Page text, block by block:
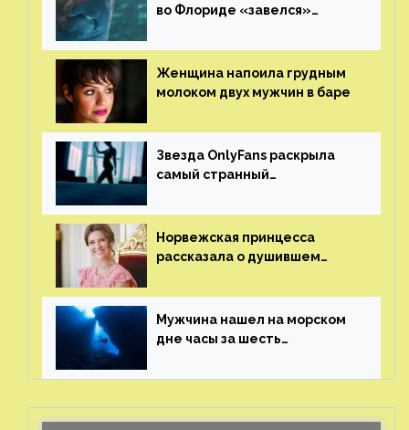
во Флориде «завелся»
Женщина напоила грудным
молоком двух мужчин в баре
Звезда OnlyFans раскрыла
самый странный
от фаната
Норвежская принцесса
рассказала о душившем
генерала
Мужчина нашел на морском
дне часы за шесть
с помощью пластиковых